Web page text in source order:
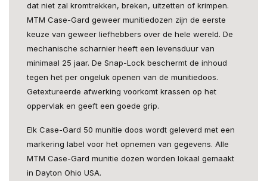
dat niet zal kromtrekken, breken, uitzetten of krimpen.
MTM Case-Gard geweer munitiedozen zijn de eerste
keuze van geweer liefhebbers over de hele wereld. De
mechanische scharnier heeft een levensduur van
minimaal 25 jaar. De Snap-Lock beschermt de inhoud
tegen het per ongeluk openen van de munitiedoos.
Getextureerde afwerking voorkomt krassen op het
oppervlak en geeft een goede grip.
Elk Case-Gard 50 munitie doos wordt geleverd met een
markering label voor het opnemen van gegevens. Alle
MTM Case-Gard munitie dozen worden lokaal gemaakt
in Dayton Ohio USA.